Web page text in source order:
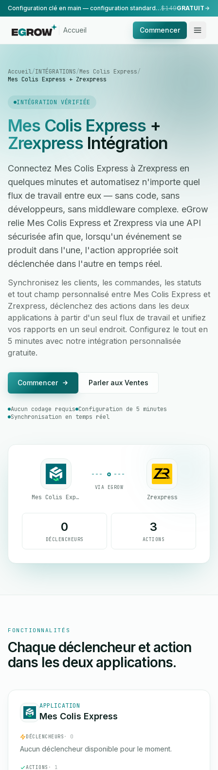
Configuration clé en main — configuration standard, réalisée par notre équipe.$149GRATUIT
Accueil Commencer
Accueil/INTÉGRATIONS/Mes Colis Express/
Mes Colis Express + Zrexpress
INTÉGRATION VÉRIFIÉE
Mes Colis Express+
ZrexpressIntégration
Connectez Mes Colis Express à Zrexpress en
quelques minutes et automatisez n'importe quel
flux de travail entre eux — sans code, sans
développeurs, sans middleware complexe. eGrow
relie Mes Colis Express et Zrexpress via une API
sécurisée afin que, lorsqu'un événement se
produit dans l'une, l'action appropriée soit
déclenchée dans l'autre en temps réel.
Synchronisez les clients, les commandes, les statuts
et tout champ personnalisé entre Mes Colis Express et
Zrexpress, déclenchez des actions dans les deux
applications à partir d'un seul flux de travail et unifiez
vos rapports en un seul endroit. Configurez le tout en
5 minutes avec notre intégration personnalisée
gratuite.
Commencer Parler aux Ventes
Aucun codage requis Configuration de 5 minutes
Synchronisation en temps réel
Mes Colis Express
VIA EGROW
Zrexpress
0
DÉCLENCHEURS
3
ACTIONS
FONCTIONNALITÉS
Chaque déclencheur et action
dans les deux applications.
APPLICATION
Mes Colis Express
DÉCLENCHEURS · 0
Aucun déclencheur disponible pour le moment.
ACTIONS · 1